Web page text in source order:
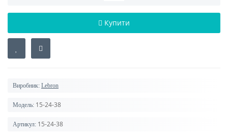
Купити
Виробник: Lebron
Модель: 15-24-38
Артикул: 15-24-38